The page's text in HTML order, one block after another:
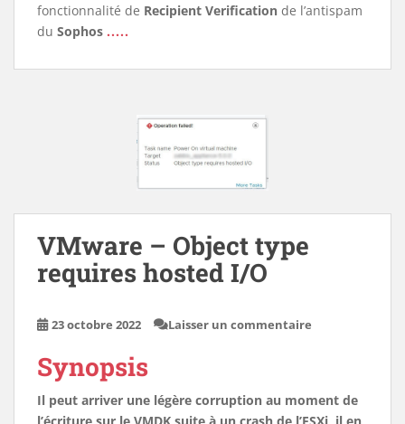
fonctionnalité de Recipient Verification de l’antispam
du Sophos .....
VMware – Object type
requires hosted I/O
23 octobre 2022 Laisser un commentaire
Synopsis
Il peut arriver une légère corruption au moment de